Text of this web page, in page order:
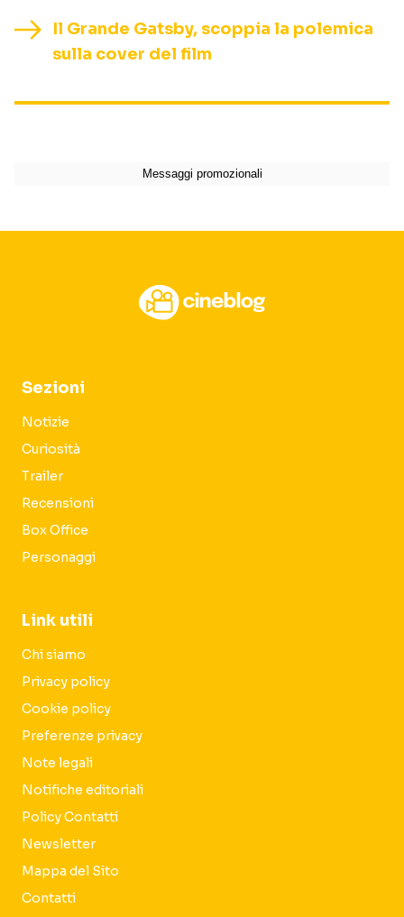
Il Grande Gatsby, scoppia la polemica
sulla cover del film
Sezioni
Notizie
Curiosità
Trailer
Recensioni
Box Office
Personaggi
Link utili
Chi siamo
Privacy policy
Cookie policy
Preferenze privacy
Note legali
Notifiche editoriali
Policy Contatti
Newsletter
Mappa del Sito
Contatti